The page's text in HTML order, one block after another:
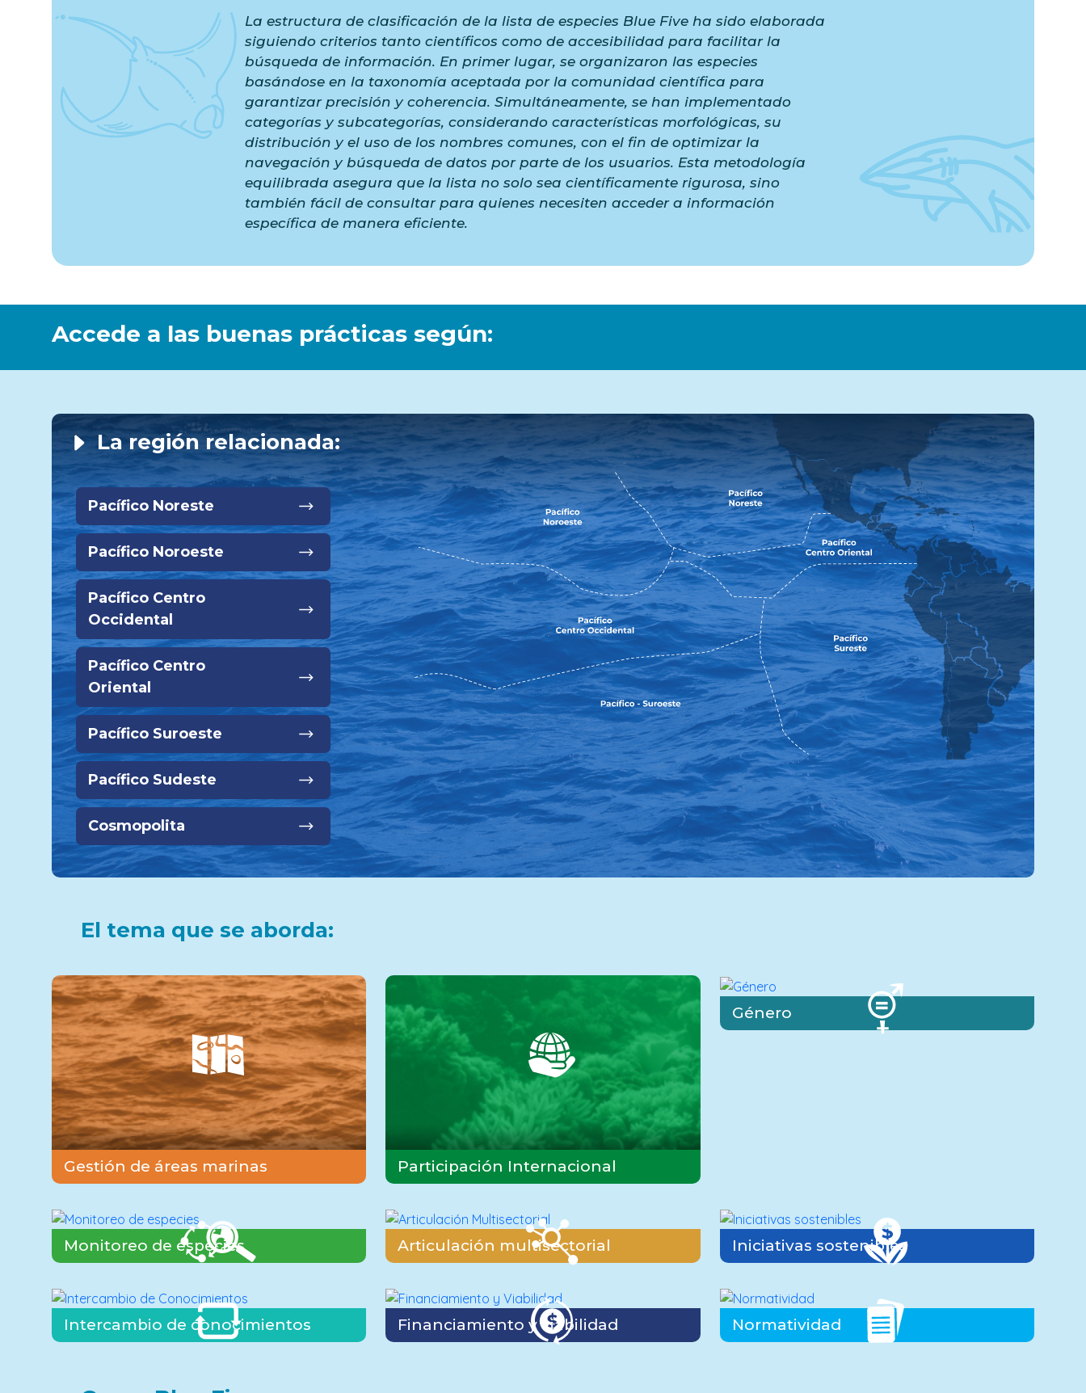
La estructura de clasificación de la lista de especies Blue Five ha sido elaborada
siguiendo criterios tanto científicos como de accesibilidad para facilitar la
búsqueda de información. En primer lugar, se organizaron las especies
basándose en la taxonomía aceptada por la comunidad científica para
garantizar precisión y coherencia. Simultáneamente, se han implementado
categorías y subcategorías, considerando características morfológicas, su
distribución y el uso de los nombres comunes, con el fin de optimizar la
navegación y búsqueda de datos por parte de los usuarios. Esta metodología
equilibrada asegura que la lista no solo sea científicamente rigurosa, sino
también fácil de consultar para quienes necesiten acceder a información
específica de manera eficiente.
Accede a las buenas prácticas según:
La región relacionada:
Pacífico Noreste
Pacífico Noroeste
Pacífico Centro
Occidental
Pacífico Centro
Oriental
Pacífico Suroeste
Pacífico Sudeste
Cosmopolita
El tema que se aborda:
Gestión de áreas marinas Participación Internacional
Género
Monitoreo de especies Articulación multisectorial Iniciativas sostenibles
Intercambio de conocimientos Financiamiento y viabilidad Normatividad